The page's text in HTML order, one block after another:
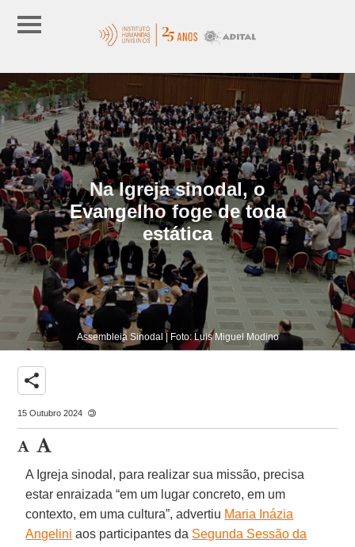
Na Igreja sinodal, o
Evangelho foge de toda
estática
Assembleia Sinodal | Foto: Luis Miguel Modino
share
15 Outubro 2024
A Igreja sinodal, para realizar sua missão, precisa
estar enraizada “em um lugar concreto, em um
contexto, em uma cultura”, advertiu Maria Inázia
Angelini aos participantes da Segunda Sessão da